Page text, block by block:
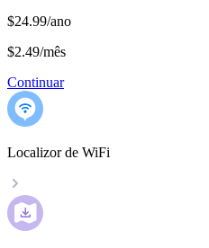
$24.99/ano
$2.49/mês
Continuar
Localizor de WiFi